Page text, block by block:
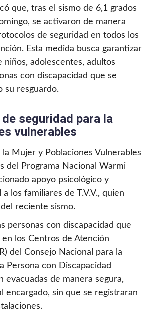
que, tras el sismo de 6,1 grados
se activaron de manera
de seguridad en todos los
Esta medida busca garantizar
niños, adolescentes, adultos
con discapacidad que se
su resguardo.
seguridad para la
vulnerables
la Mujer y Poblaciones Vulnerables
del Programa Nacional Warmi
apoyo psicológico y
a los familiares de T.V.V., quien
reciente sismo.
personas con discapacidad que
los Centros de Atención
del Consejo Nacional para la
Persona con Discapacidad
evacuadas de manera segura,
encargado, sin que se registraran